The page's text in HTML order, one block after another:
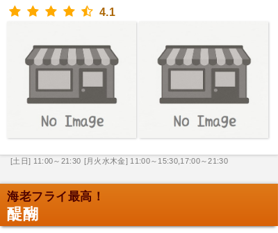
4.1
[土日] 11:00～21:30 [月火水木金] 11:00～15:30,17:00～21:30
海老フライ最高！
醍醐